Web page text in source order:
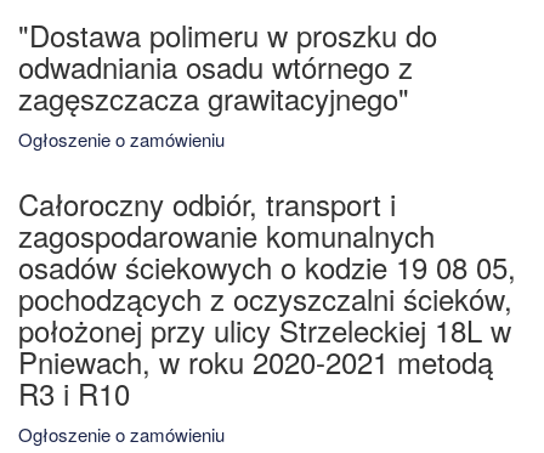
"Dostawa polimeru w proszku do
odwadniania osadu wtórnego z
zagęszczacza grawitacyjnego"
Ogłoszenie o zamówieniu
Całoroczny odbiór, transport i
zagospodarowanie komunalnych
osadów ściekowych o kodzie 19 08 05,
pochodzących z oczyszczalni ścieków,
położonej przy ulicy Strzeleckiej 18L w
Pniewach, w roku 2020-2021 metodą
R3 i R10
Ogłoszenie o zamówieniu